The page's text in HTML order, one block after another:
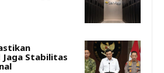
Jaga Stabilitas